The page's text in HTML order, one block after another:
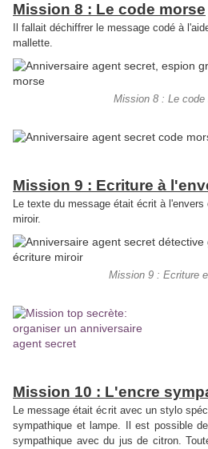
Mission 8 : Le code morse
Il fallait déchiffrer le message codé à
mallette.
Mission 8 : Le code
Mission 9 : Ecriture à
Le texte du message était écrit à
miroir.
Mission 9 : Ecriture
Mission 10 : L'encre
Le message était écrit avec un stylo
sympathique et lampe. Il est possible
sympathique avec du jus de citron.